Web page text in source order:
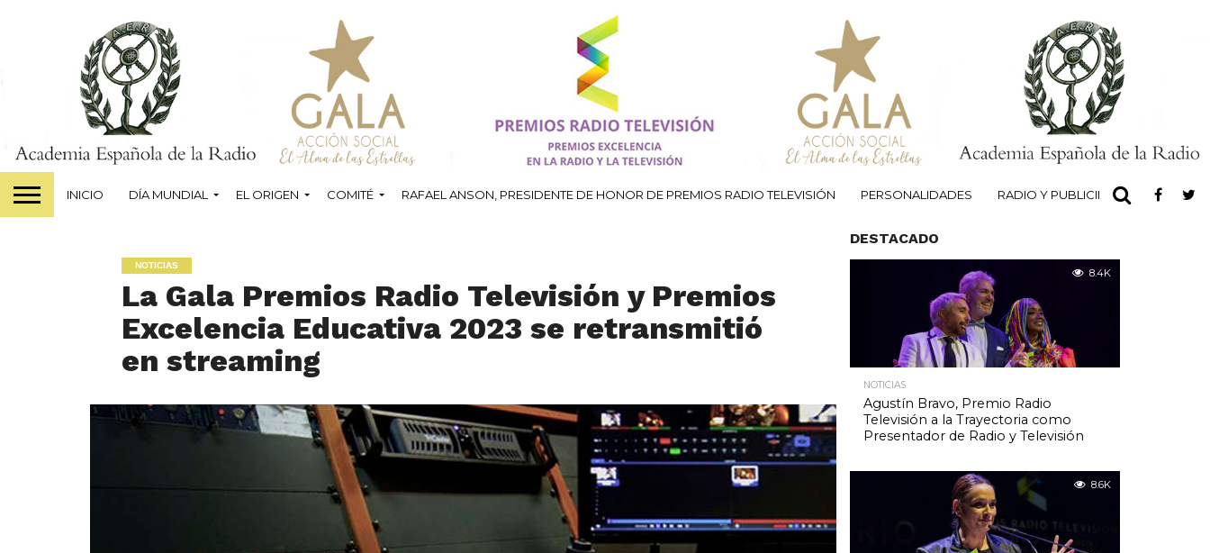
INICIO DÍA MUNDIAL EL ORIGEN COMITÉ RAFAEL ANSON, PRESIDENTE DE HONOR DE PREMIOS RADIO TELEVISIÓN PERSONALIDADES RADIO Y PUBLICIDAD ACCIÓN
NOTICIAS
La Gala Premios Radio Televisión y Premios
Excelencia Educativa 2023 se retransmitió
en streaming
DESTACADO
8.4K
NOTICIAS
Agustín Bravo, Premio Radio
Televisión a la Trayectoria como
Presentador de Radio y Televisión
8.6K